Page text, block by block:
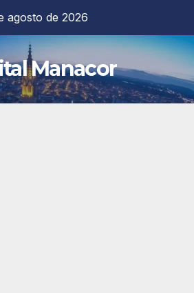
agosto de 2026
Manacor